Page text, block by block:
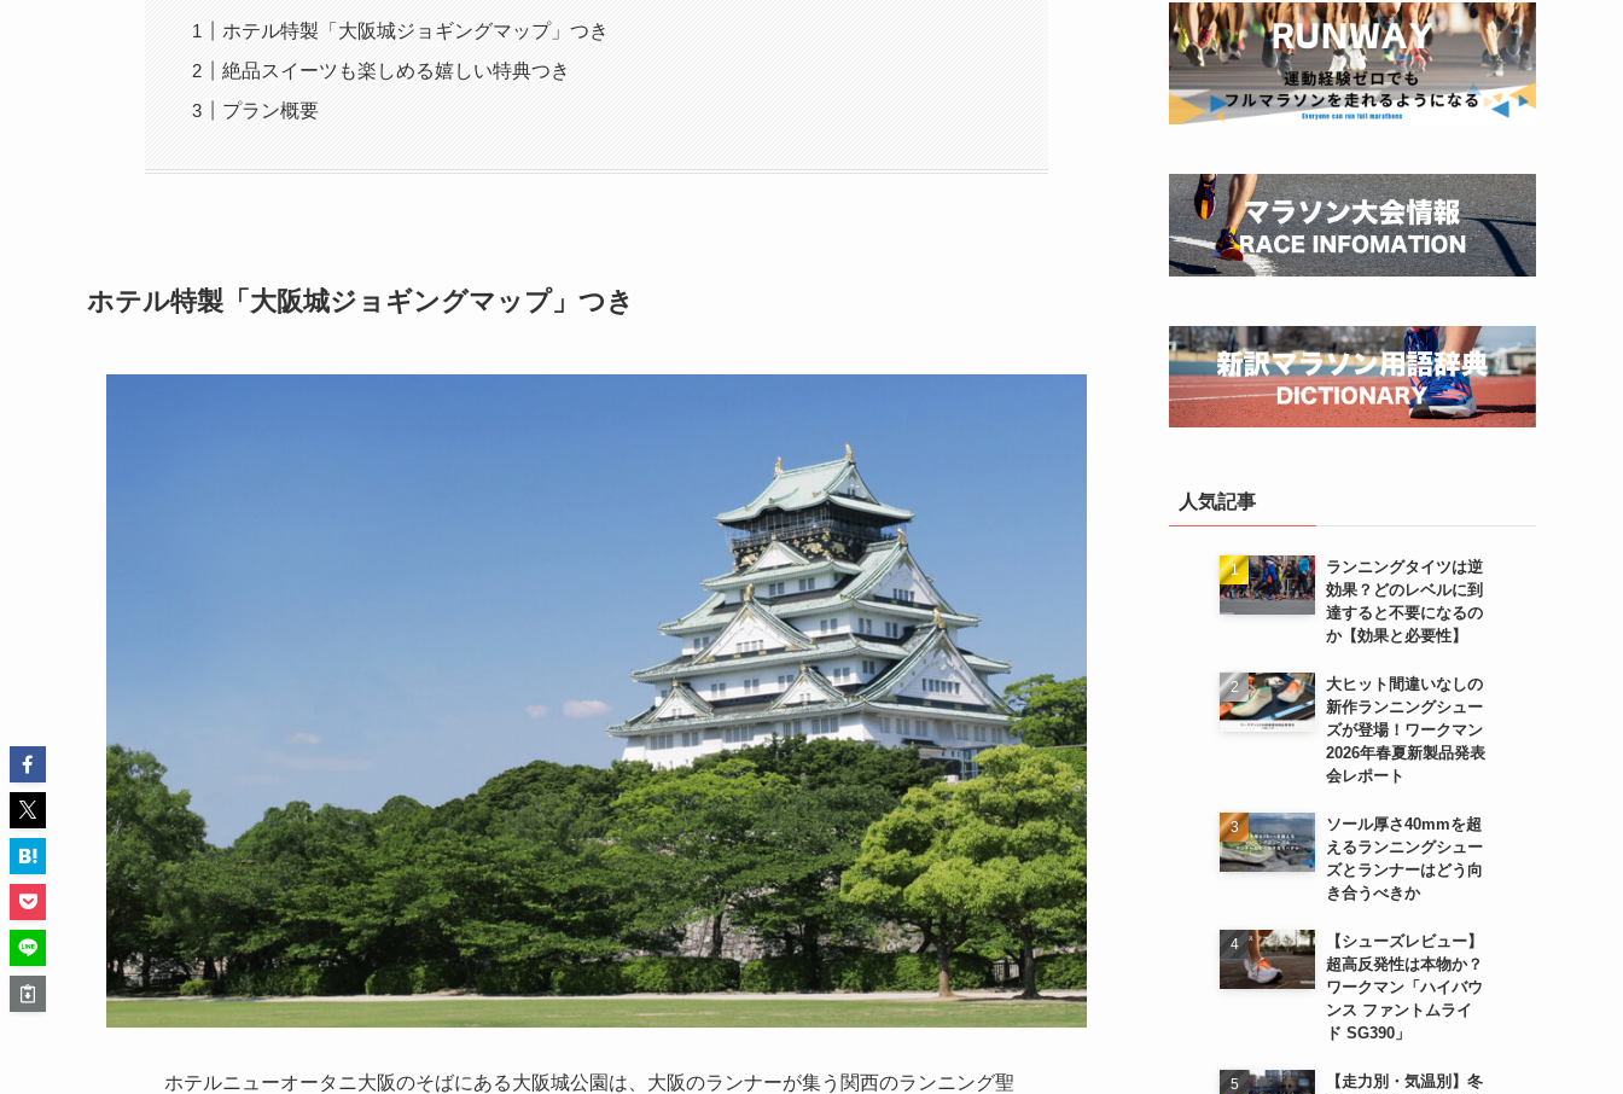
ホテル特製「大阪城ジョギングマップ」つき
絶品スイーツも楽しめる嬉しい特典つき
プラン概要
ホテル特製「大阪城ジョギングマップ」つき
ホテルニューオータニ大阪のそばにある大阪城公園は、大阪のランナーが集う関西のランニング聖
人気記事
ランニングタイツは逆
効果？どのレベルに到
達すると不要になるの
か【効果と必要性】
大ヒット間違いなしの
新作ランニングシュー
ズが登場！ワークマン
2026年春夏新製品発表
会レポート
ソール厚さ40mmを超
えるランニングシュー
ズとランナーはどう向
き合うべきか
【シューズレビュー】
超高反発性は本物か？
ワークマン「ハイバウ
ンス ファントムライ
ド SG390」
【走力別・気温別】冬